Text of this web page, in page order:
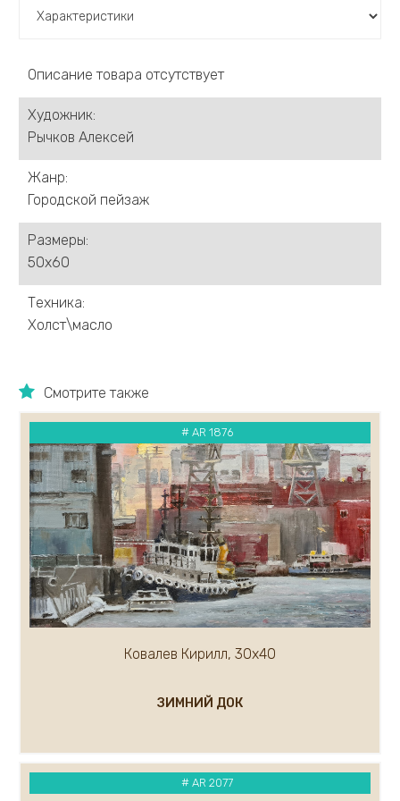
Германова Ксения
Драницин Максим
Демиденко Сергей
Денисова Елена
Ермолов Дмитрий
Евсин Сергей
Еськов Павел
Суворова Ольга
Жмайлов Игорь
Заславский Анатолий
Жумабаев Туман
Ихиелова Арех
Казак Филипп
Каковкин Е.
Кандашкин Владимир
Карлов Сергей
Карнаухов Кирилл
Касымова Назокат
Кипарисов Леонид
Каталкин Артем
Кирьянов Алексей
Климов Рудольф
Ковалев Кирилл
Короленко Вячеслав
Костенко Анастасия
Кравцов Дмитрий
Описание товара отсутствует
Художник:
Рычков Алексей
Жанр:
Городской пейзаж
Размеры:
50х60
Техника:
Холст\масло
Смотрите также
# AR 1876
Ковалев Кирилл, 30х40
ЗИМНИЙ ДОК
# AR 2077